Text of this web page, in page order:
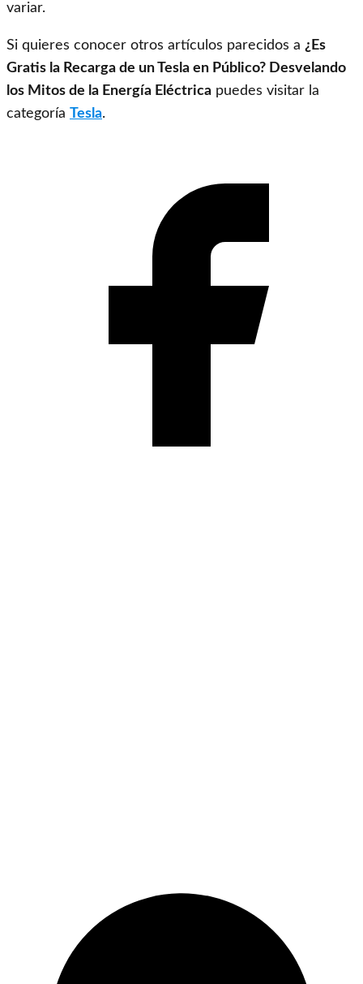
variar.
Si quieres conocer otros artículos parecidos a ¿Es
Gratis la Recarga de un Tesla en Público? Desvelando
los Mitos de la Energía Eléctrica puedes visitar la
categoría
Tesla.